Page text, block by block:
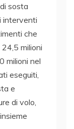
sosta
interventi
che
milioni
milioni nel
eseguiti,
e
di volo,